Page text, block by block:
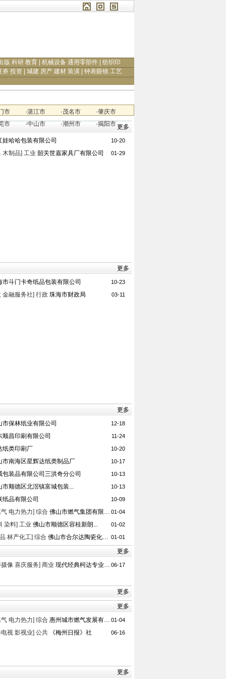
版 科研 教育 机械设备 通用零部件
纺织印
券 投资
城建 房产 建材 装潢 钟表眼镜 工艺
市 ·湛江市 ·茂名市 ·肇庆市
市
·中山市 ·潮州市 ·揭阳市更多
10-20
娃哈哈包装有限公司
01-29
木制品] 工业 韶关世嘉家具厂有限公司
更多
10-23
市斗门卡奇纸品包装有限公司
03-11
金融服务社] 行政 珠海市财政局
更多
12-18
市保林纸业有限公司
11-24
顺昌印刷有限公司
10-20
纸类印刷厂
10-17
市南海区星辉达纸类制品厂
10-13
包装品有限公司三洪奇分公司
10-13
市顺德区北滘镇富城包装...
10-09
纸品有限公司
01-04
电力热力] 综合 佛山市燃气集团有限公司
01-02
染料] 工业 佛山市顺德区容桂新朗...
01-01
林产化工] 综合 佛山市合尔达陶瓷化工...
更多
06-17
像 喜庆服务] 商业 现代经典柯达专业激光...
更多
更多
01-04
电力热力] 综合 惠州城市燃气发展有限公司
06-16
视 影视业] 公共 《梅州日报》社
更多